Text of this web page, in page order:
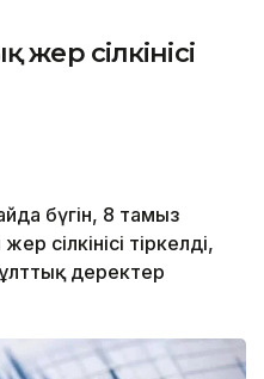
сілкінісі
бүгін, 8 тамыз
сілкінісі тіркелді,
деректер